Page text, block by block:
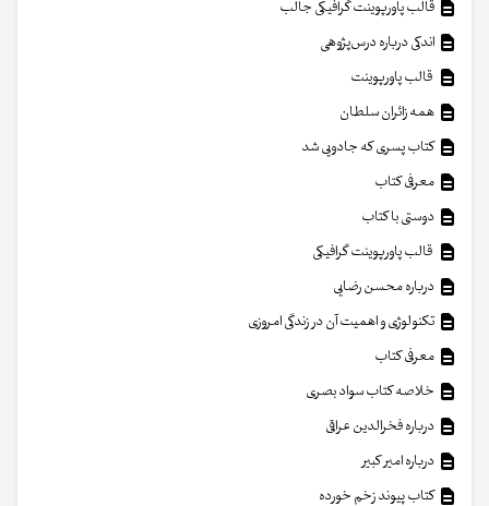
قالب پاورپوینت گرافیکی جالب
اندکی درباره درس‌پژوهی
قالب پاورپوینت
همه زائران سلطان
کتاب پسری که جادویی شد
معرفی کتاب
دوستی با کتاب
قالب پاورپوینت گرافیکی
درباره محسن رضایی
تکنولوژی و اهمیت آن در زندگی امروزی
معرفی کتاب
خلاصه کتاب سواد بصری
درباره فخرالدین عراقی
درباره امیر کبیر
کتاب پیوند زخم خورده